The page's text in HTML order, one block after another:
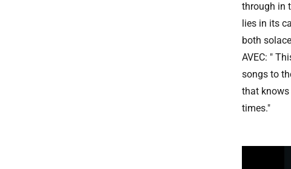
through in
lies in its
both
AVEC: "
songs to
that
times."